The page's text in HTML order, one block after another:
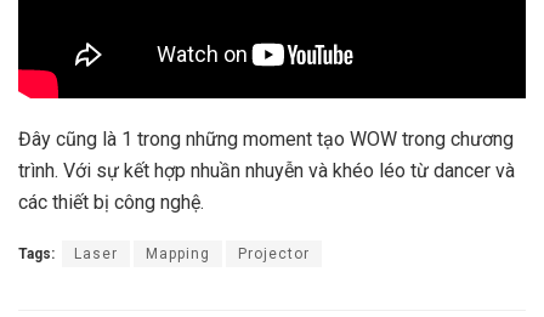
Đây cũng là 1 trong những moment tạo WOW trong chương
trình. Với sự kết hợp nhuần nhuyễn và khéo léo từ dancer và
các thiết bị công nghệ.
Tags: Laser Mapping Projector